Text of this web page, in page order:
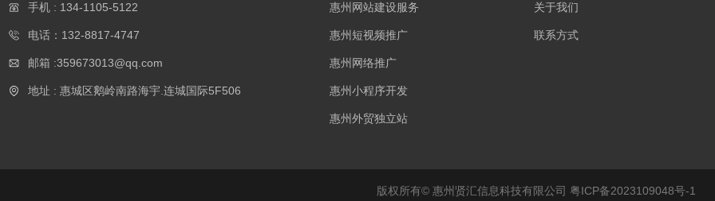
手机 : 134-1105-5122
电话：132-8817-4747
邮箱 :359673013@qq.com
地址 : 惠城区鹅岭南路海宇.连城国际5F506
惠州网站建设服务
惠州短视频推广
惠州网络推广
惠州小程序开发
惠州外贸独立站
关于我们
联系方式
版权所有© 惠州贤汇信息科技有限公司 粤ICP备2023109048号-1